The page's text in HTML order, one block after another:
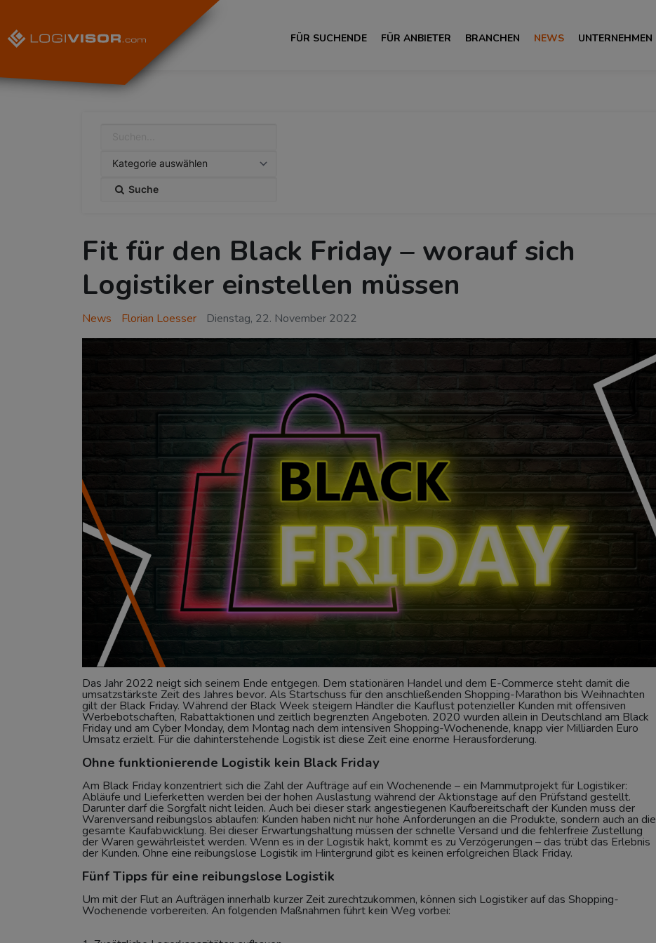
FÜR SUCHENDE FÜR ANBIETER BRANCHEN NEWS UNTERNEHMEN
Suche
Fit für den Black Friday – worauf sich
Logistiker einstellen müssen
News Florian Loesser Dienstag, 22. November 2022
Das Jahr 2022 neigt sich seinem Ende entgegen. Dem stationären Handel und dem E-Commerce steht damit die
umsatzstärkste Zeit des Jahres bevor. Als Startschuss für den anschließenden Shopping-Marathon bis Weihnachten
gilt der Black Friday. Während der Black Week steigern Händler die Kauflust potenzieller Kunden mit offensiven
Werbebotschaften, Rabattaktionen und zeitlich begrenzten Angeboten. 2020 wurden allein in Deutschland am Black
Friday und am Cyber Monday, dem Montag nach dem intensiven Shopping-Wochenende, knapp vier Milliarden Euro
Umsatz erzielt. Für die dahinterstehende Logistik ist diese Zeit eine enorme Herausforderung.
Ohne funktionierende Logistik kein Black Friday
Am Black Friday konzentriert sich die Zahl der Aufträge auf ein Wochenende – ein Mammutprojekt für Logistiker:
Abläufe und Lieferketten werden bei der hohen Auslastung während der Aktionstage auf den Prüfstand gestellt.
Darunter darf die Sorgfalt nicht leiden. Auch bei dieser stark angestiegenen Kaufbereitschaft der Kunden muss der
Warenversand reibungslos ablaufen: Kunden haben nicht nur hohe Anforderungen an die Produkte, sondern auch an die
gesamte Kaufabwicklung. Bei dieser Erwartungshaltung müssen der schnelle Versand und die fehlerfreie Zustellung
der Waren gewährleistet werden. Wenn es in der Logistik hakt, kommt es zu Verzögerungen – das trübt das Erlebnis
der Kunden. Ohne eine reibungslose Logistik im Hintergrund gibt es keinen erfolgreichen Black Friday.
Fünf Tipps für eine reibungslose Logistik
Um mit der Flut an Aufträgen innerhalb kurzer Zeit zurechtzukommen, können sich Logistiker auf das Shopping-
Wochenende vorbereiten. An folgenden Maßnahmen führt kein Weg vorbei: